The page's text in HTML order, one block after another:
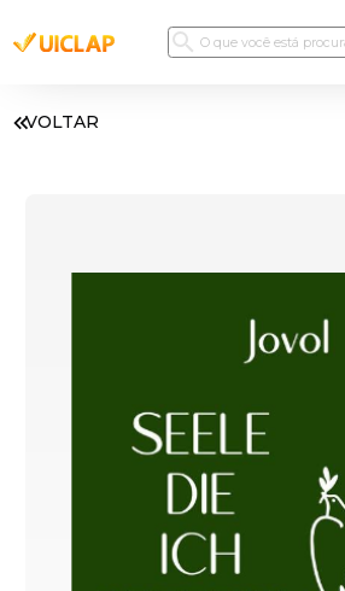
VOLTAR